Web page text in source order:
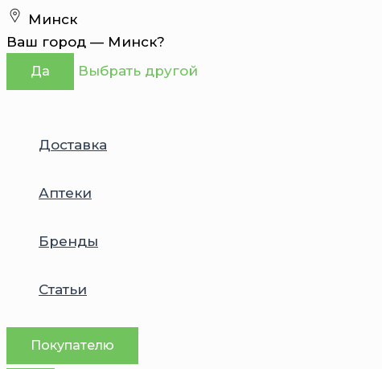
Перейти
к
содержимому
Минск
Ваш город — Минск?
Да Выбрать другой
Доставка
Аптеки
Бренды
Статьи
Покупателю